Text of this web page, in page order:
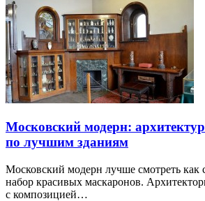
Московский модерн:
по лучшим зданиям
Московский модерн лучше смотреть как
набор красивых маскаронов.
с композицией…